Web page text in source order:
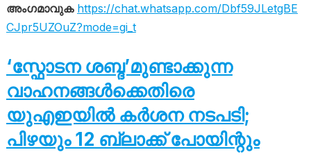
അംഗമാവുക https://chat.whatsapp.com/Dbf59JLetgBE
CJpr5UZOuZ?mode=gi_t
‘സ്ഫോടന ശബ്ദ’മുണ്ടാക്കുന്ന
വാഹനങ്ങൾക്കെതിരെ
യുഎഇയിൽ കർശന നടപടി;
പിഴയും 12 ബ്ലാക്ക് പോയിന്റും